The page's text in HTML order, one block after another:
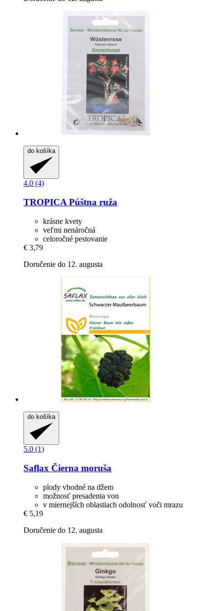
do košíka
4.0 (4)
TROPICA Púštna ruža
krásne kvety
veľmi nenáročná
celoročné pestovanie
€ 3,79
Doručenie do 12. augusta
do košíka
5.0 (1)
Saflax Čierna moruša
plody vhodné na džem
možnosť presadenia von
v miernejších oblastiach odolnosť voči mrazu
€ 5,19
Doručenie do 12. augusta